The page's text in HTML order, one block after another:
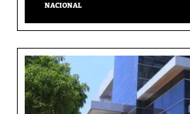
NACIONAL